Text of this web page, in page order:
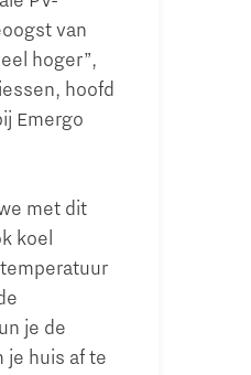
van
hoger”,
hoofd
Emergo
met dit
koel
je de
je huis af te